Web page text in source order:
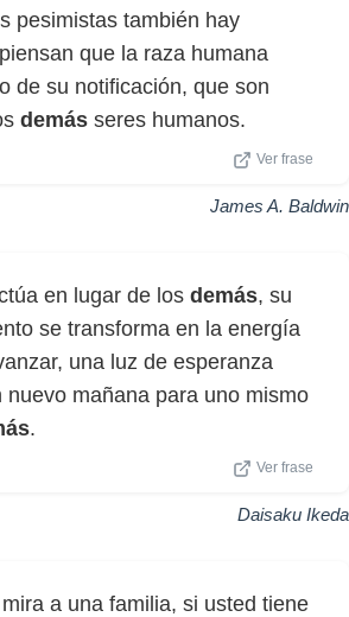
pesimistas también hay
que la raza humana
de su notificación, que son
demás seres humanos.
Ver frase
James A. Baldwin
en lugar de los demás, su
se transforma en la energía
una luz de esperanza
nuevo mañana para uno mismo
.
Ver frase
Daisaku Ikeda
a una familia, si usted tiene